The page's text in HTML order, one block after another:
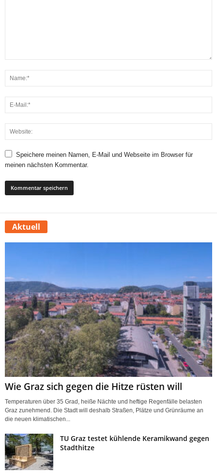
Speichere meinen Namen, E-Mail und Webseite im Browser für
meinen nächsten Kommentar.
Aktuell
Wie Graz sich gegen die Hitze rüsten will
Temperaturen über 35 Grad, heiße Nächte und heftige Regenfälle belasten
Graz zunehmend. Die Stadt will deshalb Straßen, Plätze und Grünräume an
die neuen klimatischen...
TU Graz testet kühlende Keramikwand gegen
Stadthitze